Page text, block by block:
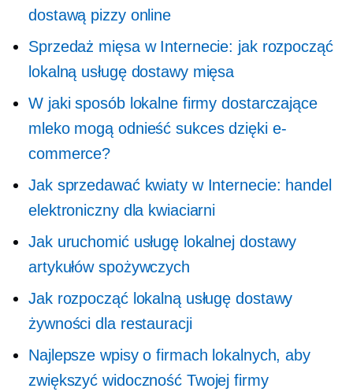
dostawą pizzy online
Sprzedaż mięsa w Internecie: jak rozpocząć
lokalną usługę dostawy mięsa
W jaki sposób lokalne firmy dostarczające
mleko mogą odnieść sukces dzięki e-
commerce?
Jak sprzedawać kwiaty w Internecie: handel
elektroniczny dla kwiaciarni
Jak uruchomić usługę lokalnej dostawy
artykułów spożywczych
Jak rozpocząć lokalną usługę dostawy
żywności dla restauracji
Najlepsze wpisy o firmach lokalnych, aby
zwiększyć widoczność Twojej firmy